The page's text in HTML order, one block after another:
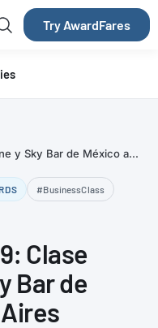
Try AwardFares
y Sky Bar de México a...
#BusinessClass
Clase
Bar de